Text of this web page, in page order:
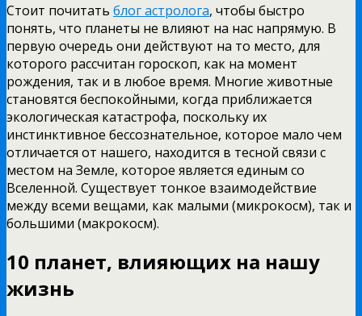
Стоит почитать блог астролога, чтобы быстро
понять, что планеты не влияют на нас напрямую. В
первую очередь они действуют на то место, для
которого рассчитан гороскоп, как на момент
рождения, так и в любое время. Многие животные
становятся беспокойными, когда приближается
экологическая катастрофа, поскольку их
инстинктивное бессознательное, которое мало чем
отличается от нашего, находится в тесной связи с
местом на Земле, которое является единым со
Вселенной. Существует тонкое взаимодействие
между всеми вещами, как малыми (микрокосм), так и
большими (макрокосм).
10 планет, влияющих на нашу
жизнь